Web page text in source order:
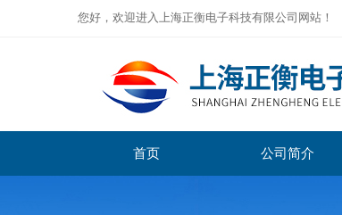
您好，欢迎进入上海正衡电子科技有限公司网站！
首页 公司简介